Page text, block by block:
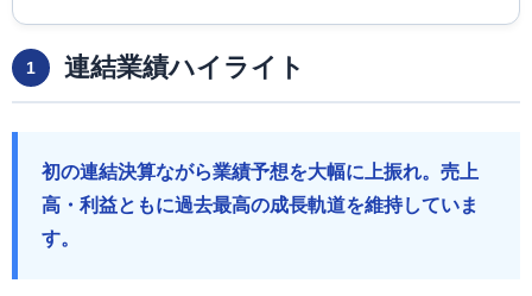
1 連結業績ハイライト
初の連結決算ながら業績予想を大幅に上振れ。売上
高・利益ともに過去最高の成長軌道を維持していま
す。